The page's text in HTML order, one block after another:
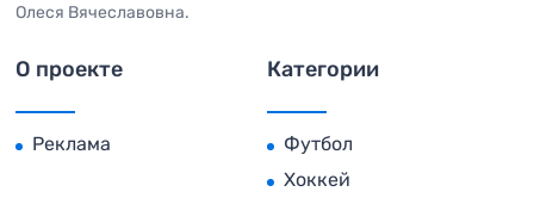
Олеся Вячеславовна.
О проекте
Реклама
Категории
Футбол
Хоккей